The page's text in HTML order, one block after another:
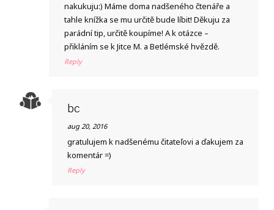
nakukuju:) Máme doma nadšeného čtenáře a
tahle knížka se mu určitě bude líbit! Děkuju za
parádní tip, určitě koupíme! A k otázce –
přikláním se k Jitce M. a Betlémské hvězdě.
Reply
bc
aug 20, 2016
gratulujem k nadšenému čitateľovi a ďakujem za
komentár =)
Reply